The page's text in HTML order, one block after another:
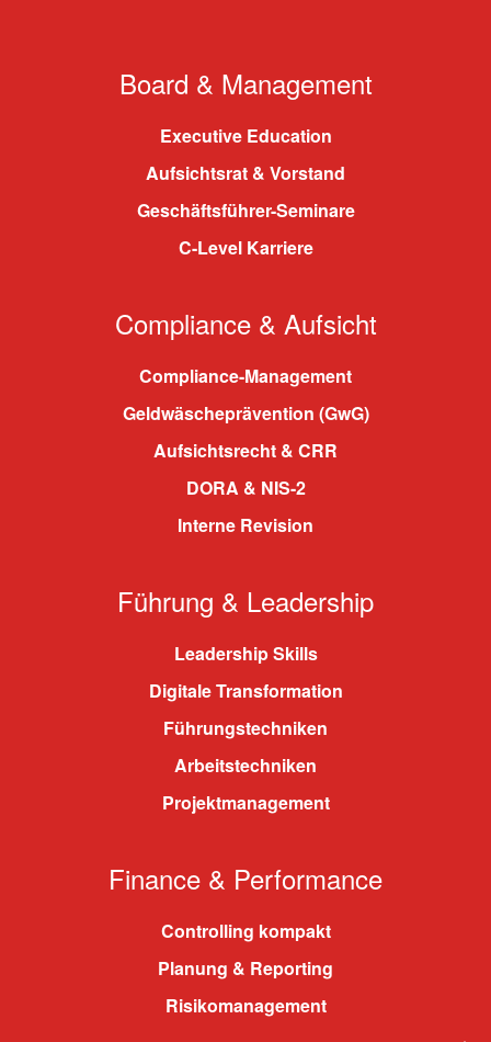
Board & Management
Executive Education
Aufsichtsrat & Vorstand
Geschäftsführer-Seminare
C-Level Karriere
Compliance & Aufsicht
Compliance-Management
Geldwäscheprävention (GwG)
Aufsichtsrecht & CRR
DORA & NIS-2
Interne Revision
Führung & Leadership
Leadership Skills
Digitale Transformation
Führungstechniken
Arbeitstechniken
Projektmanagement
Finance & Performance
Controlling kompakt
Planung & Reporting
Risikomanagement